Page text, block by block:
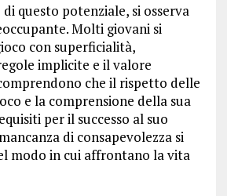
questo potenziale, si osserva
Molti giovani si
con superficialità,
implicite e il valore
che il rispetto delle
e la comprensione della sua
per il successo al suo
di consapevolezza si
modo in cui affrontano la vita